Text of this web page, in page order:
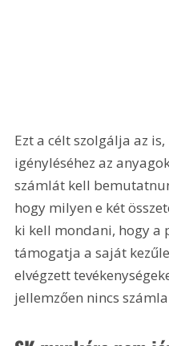
Ezt a célt szolgálja az
igényléséhez az
számlát kell
hogy milyen e két
ki kell mondani, hogy a
támogatja a saját
elvégzett
jellemzően nincs